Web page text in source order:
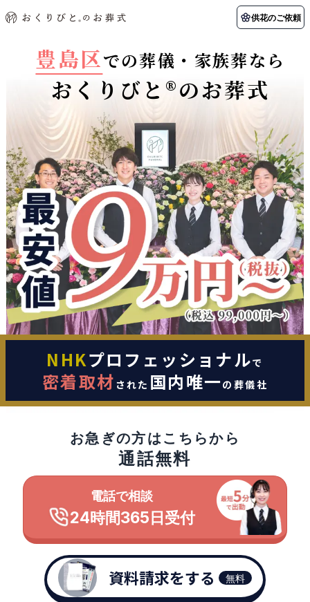
供花のご依頼
初めての方へ
アフターサポート
会社を知る
スタッフ一覧 採用情報
会社概要 店舗用地募集
関東エリア
東京都 埼玉県
千葉県 神奈川県
北海道エリア
札幌市 函館市
よくある質問
豊島区での葬儀・家族葬なら
おくりびと®のお葬式
NHKプロフェッショナルで
密着取材 された 国内唯一の葬儀社
お急ぎの方はこちらから
通話無料
電話で相談
24時間365日受付
資料請求をする 無料